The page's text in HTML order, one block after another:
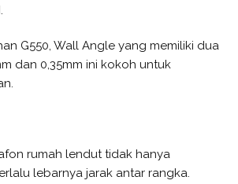
G550, Wall Angle yang memiliki dua
dan 0,35mm ini kokoh untuk
rumah lendut tidak hanya
lebarnya jarak antar rangka.